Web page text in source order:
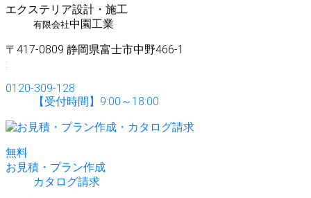
エクステリア設計・施工
有限会社中園工業
〒417-0809 静岡県富士市中野466-1
:
0120-309-128
【受付時間】9:00～18:00
無料
お見積・プラン作成
カタログ請求